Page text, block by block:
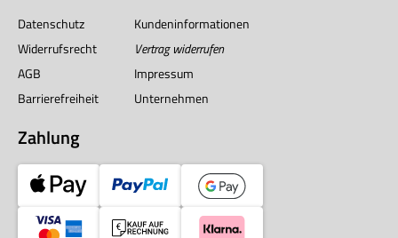
Datenschutz
Kundeninformationen
Widerrufsrecht
Vertrag widerrufen
AGB
Impressum
Barrierefreiheit
Unternehmen
Zahlung